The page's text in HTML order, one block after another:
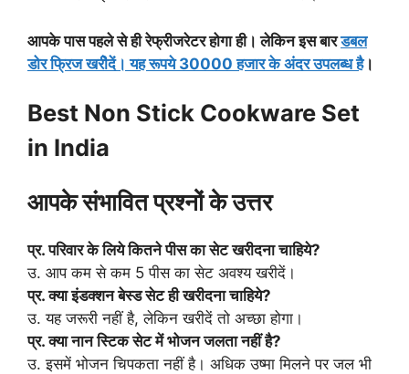
आपके पास पहले से ही रेफ्रीजरेटर होगा ही। लेकिन इस बारडबल
डोर फ्रिज खरीेदें। यह रूपये 30000 हजार के अंदर उपलब्ध है।
Best Non Stick Cookware Set
in India
आपके संभावित प्रश्नों के उत्तर
प्र. परिवार के लिये कितने पीस का सेट खरीदना चाहिये?
उ. आप कम से कम 5 पीस का सेट अवश्य खरीदें।
प्र. क्या इंडक्शन बेस्ड सेट ही खरीदना चाहिये?
उ. यह जरूरी नहीं है, लेकिन खरीदें तो अच्छा होगा।
प्र. क्या नान स्टिक सेट में भोजन जलता नहीं है?
उ. इसमें भोजन चिपकता नहीं है। अधिक उष्मा मिलने पर जल भी